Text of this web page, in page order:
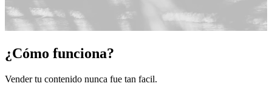
¿Cómo funciona?
Vender tu contenido nunca fue tan facil.